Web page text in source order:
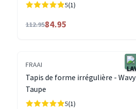
5(1)
112.9584.95
FRAAI
Tapis de forme irrégulière - Wavy
Taupe
5(1)